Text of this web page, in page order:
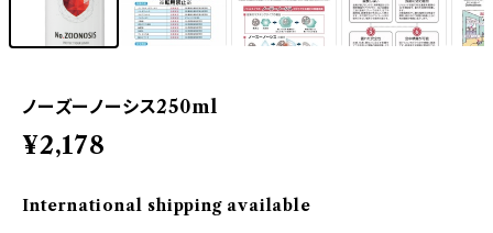
ノーズーノーシス250ml
¥2,178
International shipping available